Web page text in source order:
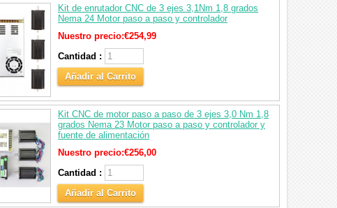
Kit de enrutador CNC de 3 ejes 3,1Nm 1,8 grados
Nema 24 Motor paso a paso y controlador
Nuestro precio:€254,99
Cantidad :
Añadir al Carrito
Kit CNC de motor paso a paso de 3 ejes 3,0 Nm 1,8
grados Nema 23 Motor paso a paso y controlador y
fuente de alimentación
Nuestro precio:€256,00
Cantidad :
Añadir al Carrito